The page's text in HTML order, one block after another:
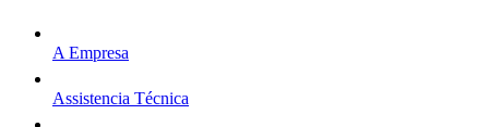
A Empresa
Assistencia Técnica